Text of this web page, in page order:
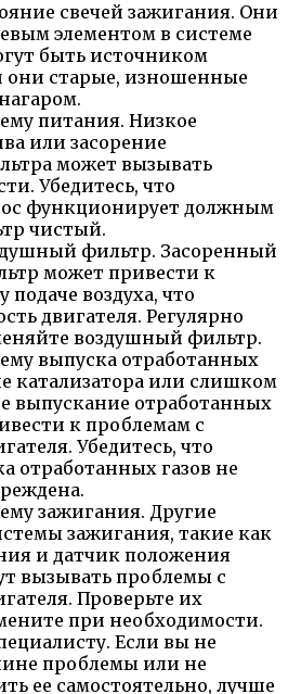
свечей зажигания. Они
элементом в системе
быть источником
они старые, изношенные
питания. Низкое
или засорение
может вызывать
Убедитесь, что
функционирует должным
чистый.
фильтр. Засоренный
может привести к
подаче воздуха, что
двигателя. Регулярно
воздушный фильтр.
выпуска отработанных
катализатора или слишком
выпускание отработанных
к проблемам с
Убедитесь, что
отработанных газов не
зажигания. Другие
зажигания, такие как
и датчик положения
вызывать проблемы с
Проверьте их
при необходимости.
Если вы не
проблемы или не
ее самостоятельно, лучше